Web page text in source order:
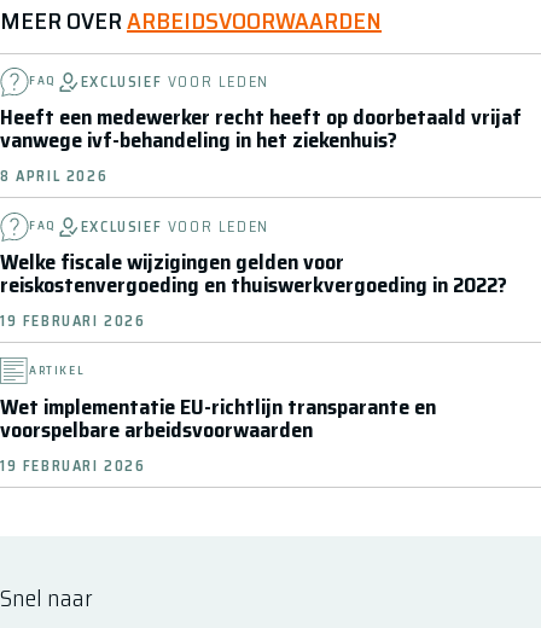
MEER OVERARBEIDSVOORWAARDEN
FAQ EXCLUSIEF VOOR LEDEN
Heeft een medewerker recht heeft op doorbetaald vrijaf
vanwege ivf-behandeling in het ziekenhuis?
8 APRIL 2026
FAQ EXCLUSIEF VOOR LEDEN
Welke fiscale wijzigingen gelden voor
reiskostenvergoeding en thuiswerkvergoeding in 2022?
19 FEBRUARI 2026
ARTIKEL
Wet implementatie EU-richtlijn transparante en
voorspelbare arbeidsvoorwaarden
19 FEBRUARI 2026
Snel naar